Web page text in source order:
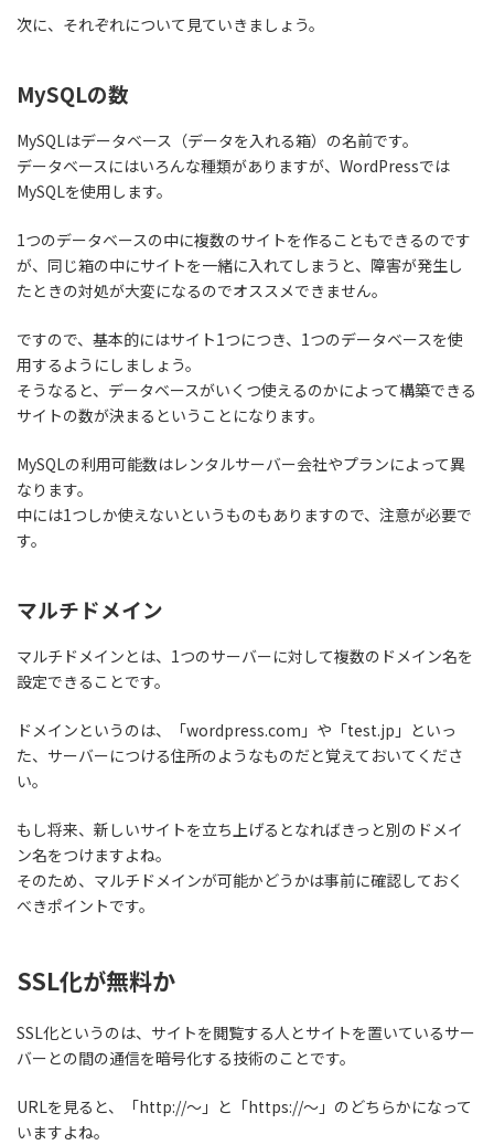
次に、それぞれについて見ていきましょう。
MySQLの数
MySQLはデータベース（データを入れる箱）の名前です。
データベースにはいろんな種類がありますが、WordPressでは
MySQLを使用します。
1つのデータベースの中に複数のサイトを作ることもできるのです
が、同じ箱の中にサイトを一緒に入れてしまうと、障害が発生し
たときの対処が大変になるのでオススメできません。
ですので、 基本的にはサイト1つにつき、1つのデータベースを使
用する ようにしましょう。
そうなると、データベースがいくつ使えるのかによって構築できる
サイトの数が決まるということになります。
MySQLの利用可能数はレンタルサーバー会社やプランによって異
なります。
中には1つしか使えないというものもありますので、注意が必要で
す。
マルチドメイン
マルチドメインとは、1つのサーバーに対して複数のドメイン名を
設定できることです。
ドメインというのは、「wordpress.com」や「test.jp」といっ
た、サーバーにつける住所のようなものだと覚えておいてくださ
い。
もし将来、新しいサイトを立ち上げるとなればきっと別のドメイ
ン名をつけますよね。
そのため、マルチドメインが可能かどうかは事前に確認しておく
べきポイントです。
SSL化が無料か
SSL化というのは、 サイトを閲覧する人とサイトを置いているサー
バーとの間の通信を暗号化する技術のことです。
URLを見ると、「http://〜」と「https://〜」のどちらかになって
いますよね。